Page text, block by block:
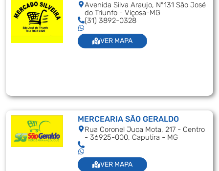
Avenida Silva Araujo, N°131 São José
do Triunfo - Viçosa-MG
(31) 3892-0328
VER MAPA
MERCEARIA SÃO GERALDO
Rua Coronel Juca Mota, 217 - Centro
- 36925-000, Caputira - MG
VER MAPA